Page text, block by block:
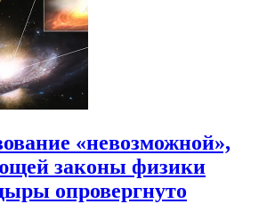
«невозможной»,
законы физики
опровергнуто